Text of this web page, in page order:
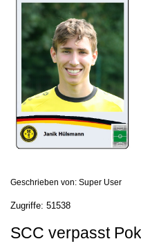
Geschrieben von: Super User
Zugriffe: 51538
SCC verpasst